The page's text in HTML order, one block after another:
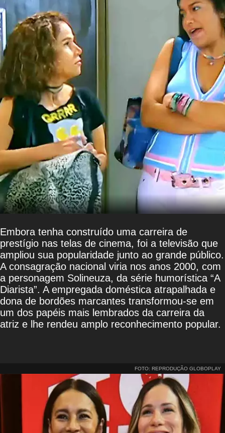
Embora tenha construído uma carreira de
prestígio nas telas de cinema, foi a televisão que
ampliou sua popularidade junto ao grande público.
A consagração nacional viria nos anos 2000, com
a personagem Solineuza, da série humorística “A
Diarista”. A empregada doméstica atrapalhada e
dona de bordões marcantes transformou-se em
um dos papéis mais lembrados da carreira da
atriz e lhe rendeu amplo reconhecimento popular.
FOTO: REPRODUÇÃO GLOBOPLAY